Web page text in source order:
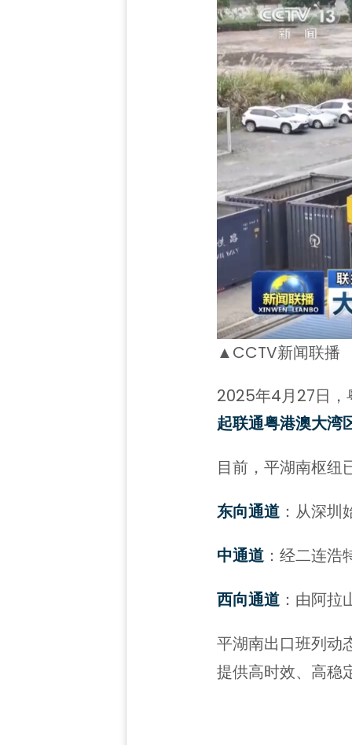
▲CCTV新闻联播
2025年4月27日，
起联通粤港澳大湾
目前，平湖南枢纽
东向通道：从深圳
中通道：经二连浩
西向通道：由阿拉
平湖南出口班列动
提供高时效、高稳